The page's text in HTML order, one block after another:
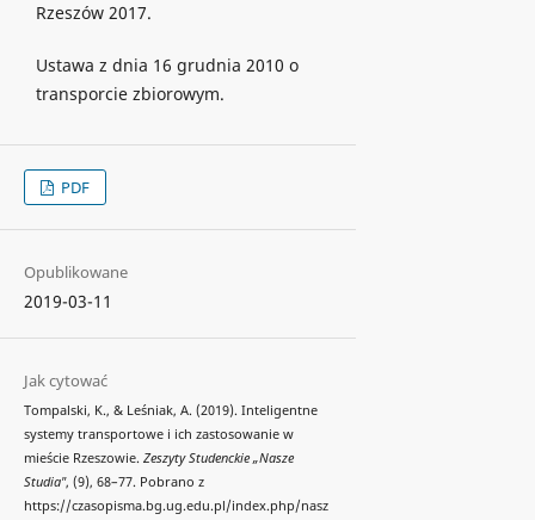
Rzeszów 2017.
Ustawa z dnia 16 grudnia 2010 o
transporcie zbiorowym.
PDF
Opublikowane
2019-03-11
Jak cytować
Tompalski, K., & Leśniak, A. (2019). Inteligentne
systemy transportowe i ich zastosowanie w
mieście Rzeszowie. Zeszyty Studenckie „Nasze
Studia", (9), 68–77. Pobrano z
https://czasopisma.bg.ug.edu.pl/index.php/nasz